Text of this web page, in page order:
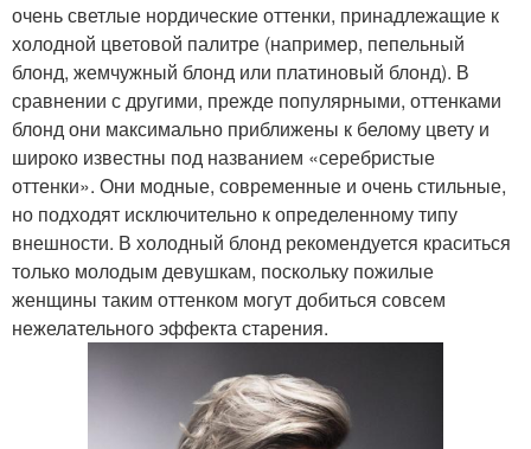
очень светлые нордические оттенки, принадлежащие к
холодной цветовой палитре (например, пепельный
блонд, жемчужный блонд или платиновый блонд). В
сравнении с другими, прежде популярными, оттенками
блонд они максимально приближены к белому цвету и
широко известны под названием «серебристые
оттенки». Они модные, современные и очень стильные,
но подходят исключительно к определенному типу
внешности. В холодный блонд рекомендуется краситься
только молодым девушкам, поскольку пожилые
женщины таким оттенком могут добиться совсем
нежелательного эффекта старения.